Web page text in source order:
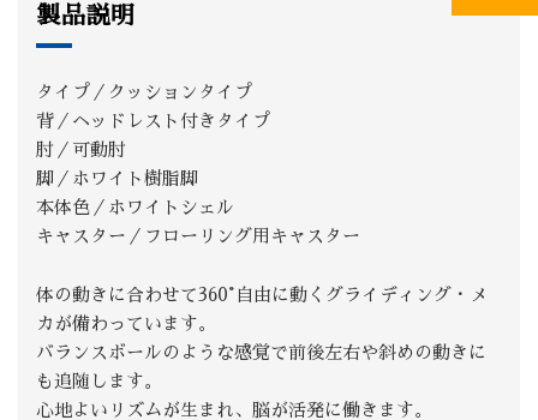
製品説明
タイプ／クッションタイプ
背／ヘッドレスト付きタイプ
肘／可動肘
脚／ホワイト樹脂脚
本体色／ホワイトシェル
キャスター／フローリング用キャスター
体の動きに合わせて360°自由に動くグライディング・メ
カが備わっています。
バランスボールのような感覚で前後左右や斜めの動きに
も追随します。
心地よいリズムが生まれ、脳が活発に働きます。